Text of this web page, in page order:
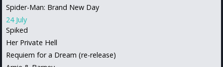
Spider-Man: Brand New Day
24 July
Spiked
Her Private Hell
Requiem for a Dream (re-release)